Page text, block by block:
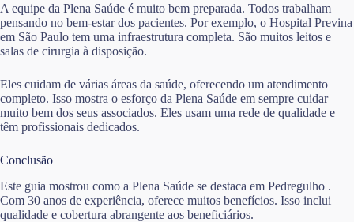
A equipe da Plena Saúde é muito bem preparada. Todos trabalham
pensando no bem-estar dos pacientes. Por exemplo, o Hospital Previna
em São Paulo tem uma infraestrutura completa. São muitos leitos e
salas de cirurgia à disposição.
Eles cuidam de várias áreas da saúde, oferecendo um atendimento
completo. Isso mostra o esforço da Plena Saúde em sempre cuidar
muito bem dos seus associados. Eles usam uma rede de qualidade e
têm profissionais dedicados.
Conclusão
Este guia mostrou como a Plena Saúde se destaca em Pedregulho .
Com 30 anos de experiência, oferece muitos benefícios. Isso inclui
qualidade e cobertura abrangente aos beneficiários.